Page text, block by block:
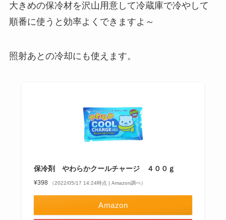
大きめの保冷材を沢山用意して冷蔵庫で冷やして
順番に使うと効率よくできますよ～
照射あとの冷却にも使えます。
保冷剤 やわらかクールチャージ ４００ｇ
¥398 （2022/05/17 14:24時点 | Amazon調べ）
Amazon